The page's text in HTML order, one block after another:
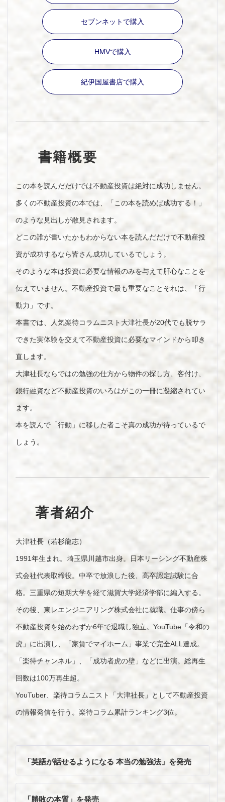
セブンネットで購入
HMVで購入
紀伊国屋書店で購入
書籍概要
この本を読んだだけでは不動産投資は絶対に成功しません。
多くの不動産投資の本では、「この本を読めば成功する！」
のような見出しが散見されます。
どこの誰が書いたかもわからない本を読んだだけで不動産投
資が成功するなら皆さん成功しているでしょう。
そのような本は投資に必要な情報のみを与えて肝心なことを
伝えていません。不動産投資で最も重要なことそれは、「行
動力」です。
本書では、人気楽待コラムニスト大津社長が20代でも脱サラ
できた実体験を交えて不動産投資に必要なマインドから叩き
直します。
大津社長ならではの勉強の仕方から物件の探し方、客付け、
銀行融資など不動産投資のいろはがこの一冊に凝縮されてい
ます。
本を読んで「行動」に移した者こそ真の成功が待っているで
しょう。
著者紹介
大津社長（若杉龍志）
1991年生まれ。埼玉県川越市出身。日本リーシング不動産株
式会社代表取締役。中卒で放浪した後、高卒認定試験に合
格。三重県の短期大学を経て滋賀大学経済学部に編入する。
その後、東レエンジニアリング株式会社に就職。仕事の傍ら
不動産投資を始めわずか6年で退職し独立。YouTube「令和の
虎」に出演し、「家賃でマイホーム」事業で完全ALL達成。
「楽待チャンネル」、「成功者虎の壁」などに出演。総再生
回数は100万再生超。
YouTuber、楽待コラムニスト「大津社長」として不動産投資
の情報発信を行う。楽待コラム累計ランキング3位。
投
ナ
ビ
「英語が話せるようになる 本当の勉強法」を発売
「勝敗の本質」を発売